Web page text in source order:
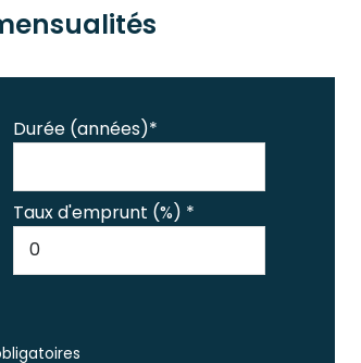
Durée (années)*
Taux d'emprunt (%) *